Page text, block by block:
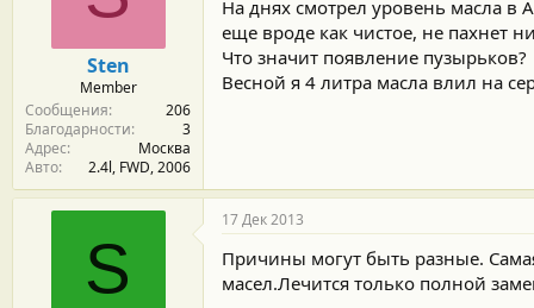
а
Sten
Member
Сообщения
206
Благодарности
3
Адрес
Москва
Авто
2.4l, FWD, 2006
На днях смотрел уровень масла в
еще вроде как чистое, не пахнет
Что значит появление пузырьков?
Весной я 4 литра масла влил на
S
17 Дек 2013
Причины могут быть разные.
масел.Лечится только полной